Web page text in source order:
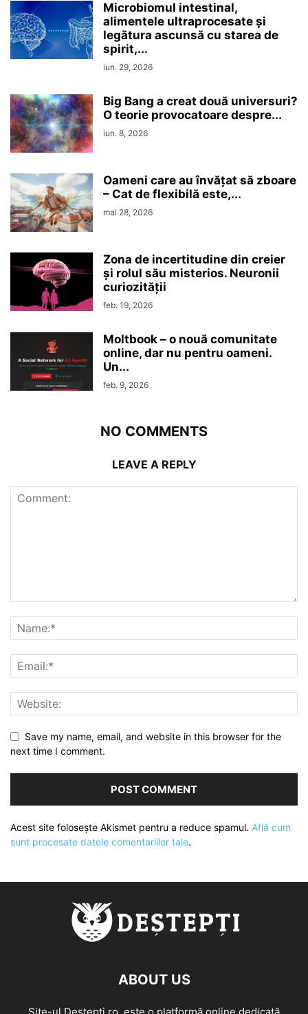
Microbiomul intestinal,
alimentele ultraprocesate şi
legătura ascunsă cu starea de
spirit,...
iun. 29, 2026
Big Bang a creat două universuri?
O teorie provocatoare despre...
iun. 8, 2026
Oameni care au învățat să zboare
– Cat de flexibilă este,...
mai 28, 2026
Zona de incertitudine din creier
şi rolul său misterios. Neuronii
curiozităţii
feb. 19, 2026
Moltbook – o nouă comunitate
online, dar nu pentru oameni.
Un...
feb. 9, 2026
NO COMMENTS
LEAVE A REPLY
Save my name, email, and website in this browser for the
next time I comment.
Acest site folosește Akismet pentru a reduce spamul. Află cum
sunt procesate datele comentariilor tale.
ABOUT US